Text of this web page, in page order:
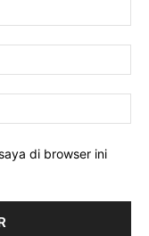
di browser ini